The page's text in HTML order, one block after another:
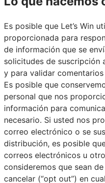
Es posible que Let’s Win
proporcionada para
de información que se
solicitudes de suscripción
y para validar
Es posible que
personal que nos
información para
necesario. Si usted nos
correo electrónico o se
distribución, es posible
correos electrónicos u
consideremos que sean
cancelar (“opt out”) en